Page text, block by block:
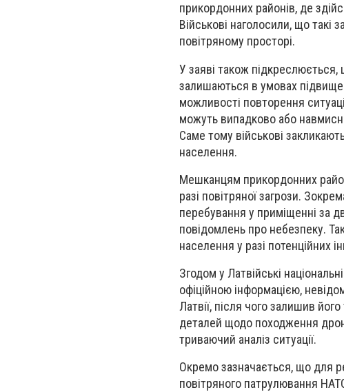
прикордонних районів, де
Військові наголосили, що такі
повітряному просторі.
У заяві також підкреслюється,
залишаються в умовах
можливості повторення
можуть випадково або
Саме тому військові
населення.
Мешканцям прикордонних
разі повітряної загрози.
перебування у приміщенні за
повідомлень про небезпеку.
населення у разі потенційних
Згодом у Латвійські
офіційною інформацією,
Латвії, після чого залишив
деталей щодо походження
триваючий аналіз ситуації.
Окремо зазначається, що для
повітряного патрулювання